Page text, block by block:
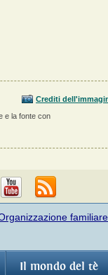
Crediti
e la fonte con
familiare
Il mondo del tè